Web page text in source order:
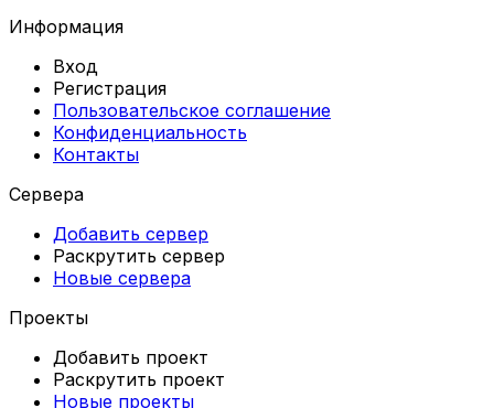
Информация
Вход
Регистрация
Пользовательское соглашение
Конфиденциальность
Контакты
Сервера
Добавить сервер
Раскрутить сервер
Новые сервера
Проекты
Добавить проект
Раскрутить проект
Новые проекты